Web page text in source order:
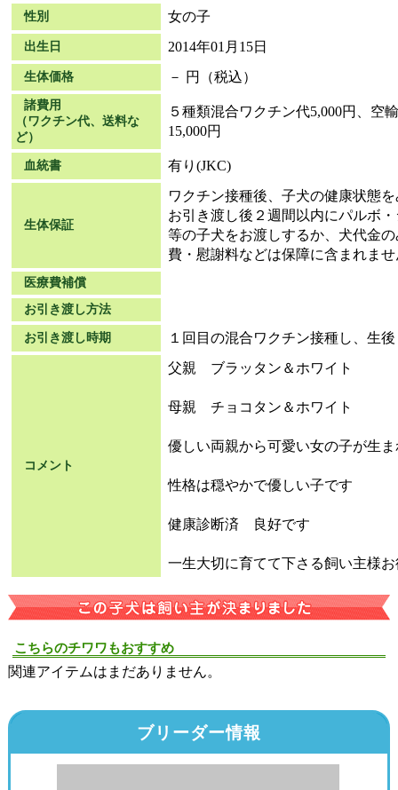
性別 女の子
出生日 2014年01月15日
生体価格 － 円（税込）
諸費用
（ワクチン代、送料な
ど）
５種類混合ワクチン代5,000円、空
15,000円
血統書 有り(JKC)
生体保証
ワクチン接種後、子犬の健康状態
お引き渡し後２週間以内にパルボ
等の子犬をお渡しするか、犬代金
費・慰謝料などは保障に含まれま
医療費補償
お引き渡し方法
お引き渡し時期 １回目の混合ワクチン接種し、生
コメント
父親 ブラッタン＆ホワイト
母親 チョコタン＆ホワイト
優しい両親から可愛い女の子が生
性格は穏やかで優しい子です
健康診断済 良好です
一生大切に育てて下さる飼い主様
こちらのチワワもおすすめ
関連アイテムはまだありません。
ブリーダー情報